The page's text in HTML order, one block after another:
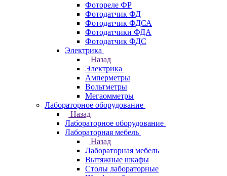
Фотореле ФР
Фотодатчик ФД
Фотодатчик ФДСА
Фотодатчики ФДА
Фотодатчик ФДС
Электрика
Назад
Электрика
Амперметры
Вольтметры
Мегаомметры
Лабораторное оборудование
Назад
Лабораторное оборудование
Лабораторная мебель
Назад
Лабораторная мебель
Вытяжные шкафы
Столы лабораторные